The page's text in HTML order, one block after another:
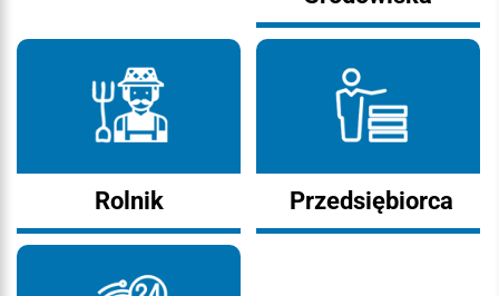
Rolnik Przedsiębiorca